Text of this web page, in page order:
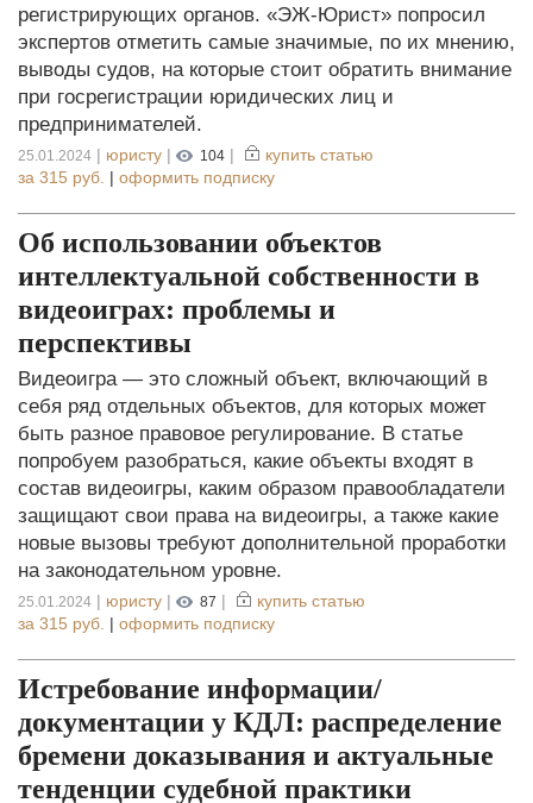
регистрирующих органов. «ЭЖ-Юрист» попросил
экспертов отметить самые значимые, по их мнению,
выводы судов, на которые стоит обратить внимание
при госрегистрации юридических лиц и
предпринимателей.
25.01.2024 | юристу | 104 |
купить статью
за 315 руб. | оформить подписку
Об использовании объектов
интеллектуальной собственности в
видеоиграх: проблемы и
перспективы
Видеоигра — это сложный объект, включающий в
себя ряд отдельных объектов, для которых может
быть разное правовое регулирование. В статье
попробуем разобраться, какие объекты входят в
состав видеоигры, каким образом правообладатели
защищают свои права на видеоигры, а также какие
новые вызовы требуют дополнительной проработки
на законодательном уровне.
25.01.2024 | юристу | 87 |
купить статью
за 315 руб. | оформить подписку
Истребование информации/
документации у КДЛ: распределение
бремени доказывания и актуальные
тенденции судебной практики